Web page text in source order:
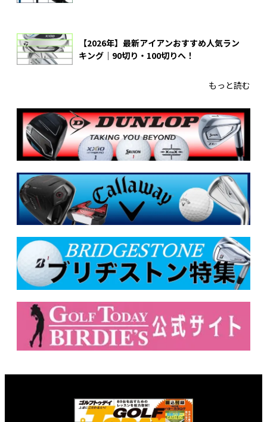
【2026年】最新アイアンおすすめ人気ラン
キング｜90切り・100切りへ！
もっと読む